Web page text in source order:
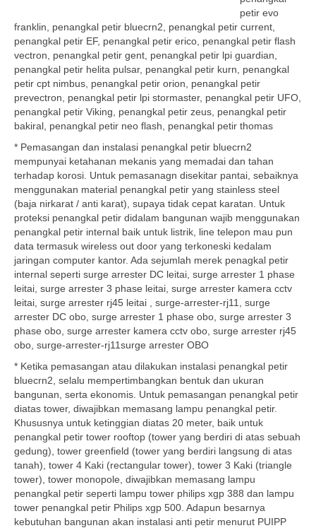
petir evo
franklin, penangkal petir bluecrn2, penangkal petir current,
penangkal petir EF, penangkal petir erico, penangkal petir flash
vectron, penangkal petir gent, penangkal petir lpi guardian,
penangkal petir helita pulsar, penangkal petir kurn, penangkal
petir cpt nimbus, penangkal petir orion, penangkal petir
prevectron, penangkal petir lpi stormaster, penangkal petir UFO,
penangkal petir Viking, penangkal petir zeus, penangkal petir
bakiral, penangkal petir neo flash, penangkal petir thomas
* Pemasangan dan instalasi penangkal petir bluecrn2
mempunyai ketahanan mekanis yang memadai dan tahan
terhadap korosi. Untuk pemasanagn disekitar pantai, sebaiknya
menggunakan material penangkal petir yang stainless steel
(baja nirkarat / anti karat), supaya tidak cepat karatan. Untuk
proteksi penangkal petir didalam bangunan wajib menggunakan
penangkal petir internal baik untuk listrik, line telepon mau pun
data termasuk wireless out door yang terkoneski kedalam
jaringan computer kantor. Ada sejumlah merek penagkal petir
internal seperti surge arrester DC leitai, surge arrester 1 phase
leitai, surge arrester 3 phase leitai, surge arrester kamera cctv
leitai, surge arrester rj45 leitai , surge-arrester-rj11, surge
arrester DC obo, surge arrester 1 phase obo, surge arrester 3
phase obo, surge arrester kamera cctv obo, surge arrester rj45
obo, surge-arrester-rj11surge arrester OBO
* Ketika pemasangan atau dilakukan instalasi penangkal petir
bluecrn2, selalu mempertimbangkan bentuk dan ukuran
bangunan, serta ekonomis. Untuk pemasangan penangkal petir
diatas tower, diwajibkan memasang lampu penangkal petir.
Khususnya untuk ketinggian diatas 20 meter, baik untuk
penangkal petir tower rooftop (tower yang berdiri di atas sebuah
gedung), tower greenfield (tower yang berdiri langsung di atas
tanah), tower 4 Kaki (rectangular tower), tower 3 Kaki (triangle
tower), tower monopole, diwajibkan memasang lampu
penangkal petir seperti lampu tower philips xgp 388 dan lampu
tower penangkal petir Philips xgp 500. Adapun besarnya
kebutuhan bangunan akan instalasi anti petir menurut PUIPP